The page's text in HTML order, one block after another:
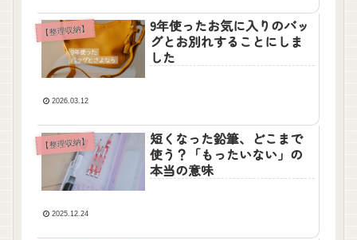
【整理収納】
9年使ったお気に入りのバッ
グとお別れすることにしま
した
2026.03.12
【整理収納】
短くなった鉛筆、どこまで
使う？「もったいない」の
本当の意味
2025.12.24